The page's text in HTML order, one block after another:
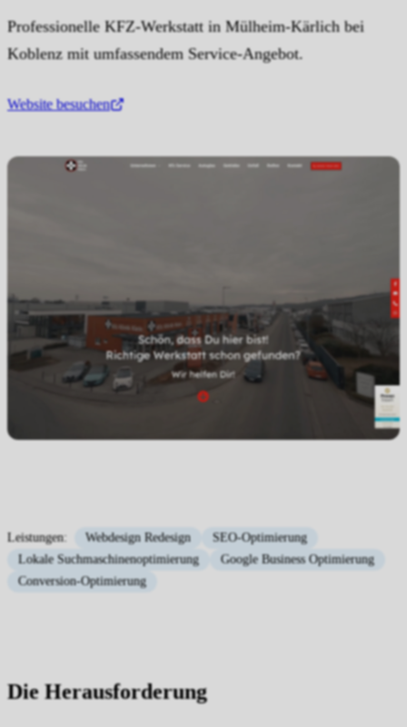
Professionelle KFZ-Werkstatt in Mülheim-Kärlich bei
Koblenz mit umfassendem Service-Angebot.
Website besuchen
Leistungen: Webdesign Redesign
SEO-Optimierung
Lokale Suchmaschinenoptimierung
Google Business Optimierung
Conversion-Optimierung
Die Herausforderung